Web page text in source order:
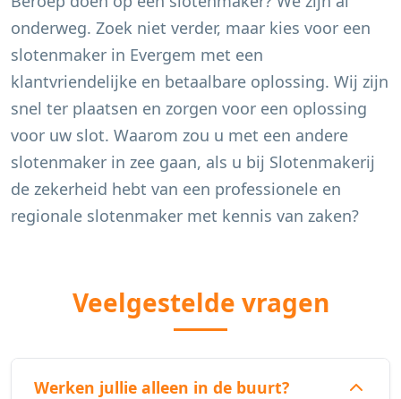
onderweg. Zoek niet verder, maar kies voor een
slotenmaker in Evergem met een
klantvriendelijke en betaalbare oplossing. Wij zijn
snel ter plaatsen en zorgen voor een oplossing
voor uw slot. Waarom zou u met een andere
slotenmaker in zee gaan, als u bij Slotenmakerij
de zekerheid hebt van een professionele en
regionale slotenmaker met kennis van zaken?
Veelgestelde vragen
Werken jullie alleen in de buurt?